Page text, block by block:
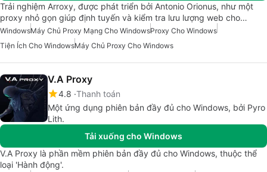
Trải nghiệm Arroxy, được phát triển bởi Antonio Orionus, như một
proxy nhỏ gọn giúp định tuyến và kiểm tra lưu lượng web cho…
WindowsMáy Chủ Proxy Mạng Cho WindowsProxy Cho Windows
Tiện Ích Cho WindowsMáy Chủ Proxy Cho Windows
V.A Proxy
4.8 Thanh toán
Một ứng dụng phiên bản đầy đủ cho Windows, bởi Pyro
Lith.
Tải xuống cho Windows
V.A Proxy là phần mềm phiên bản đầy đủ cho Windows, thuộc thể
loại 'Hành động'.